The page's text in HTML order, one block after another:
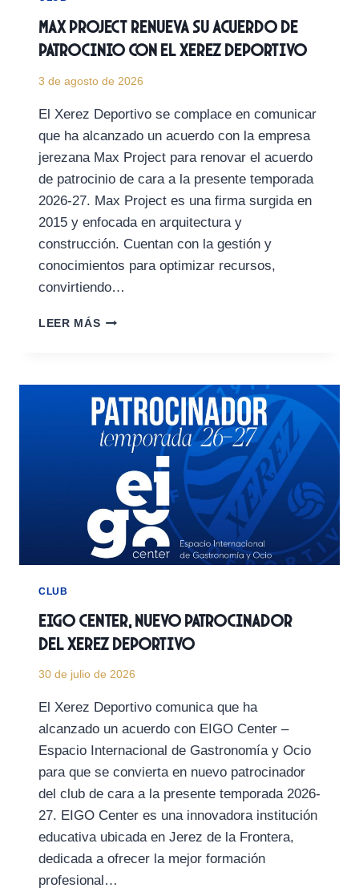
Max Project renueva su acuerdo de
patrocinio con el Xerez Deportivo
3 de agosto de 2026
El Xerez Deportivo se complace en comunicar
que ha alcanzado un acuerdo con la empresa
jerezana Max Project para renovar el acuerdo
de patrocinio de cara a la presente temporada
2026-27. Max Project es una firma surgida en
2015 y enfocada en arquitectura y
construcción. Cuentan con la gestión y
conocimientos para optimizar recursos,
convirtiendo…
LEER MÁSMAX
ACUERDO
DE
PATROCINIO
CON
XEREZ
DEPORTIVO
CLUB
EIGO Center, nuevo patrocinador
del Xerez Deportivo
30 de julio de 2026
El Xerez Deportivo comunica que ha
alcanzado un acuerdo con EIGO Center –
Espacio Internacional de Gastronomía y Ocio
para que se convierta en nuevo patrocinador
del club de cara a la presente temporada 2026-
27. EIGO Center es una innovadora institución
educativa ubicada en Jerez de la Frontera,
dedicada a ofrecer la mejor formación
profesional…